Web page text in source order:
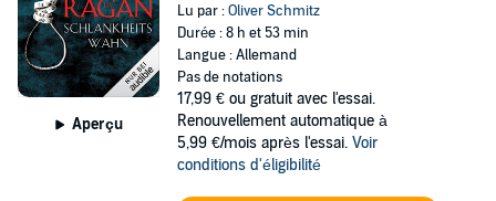
Aperçu
Lu par :Oliver Schmitz
Durée : 8 h et 53 min
Langue : Allemand
Pas de notations
17,99 € ou gratuit avec l'essai.
Renouvellement automatique à
5,99 €/mois après l'essai. Voir
conditions d'éligibilité